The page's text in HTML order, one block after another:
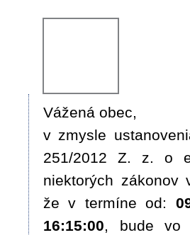
Vážená obec,
v zmysle
251/2012 Z. z. o
niektorých zákonov
že v termíne od:
16:15:00, bude vo